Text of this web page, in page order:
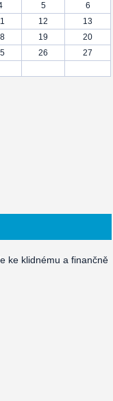
5
6
12
13
19
20
26
27
ke klidnému a finančně